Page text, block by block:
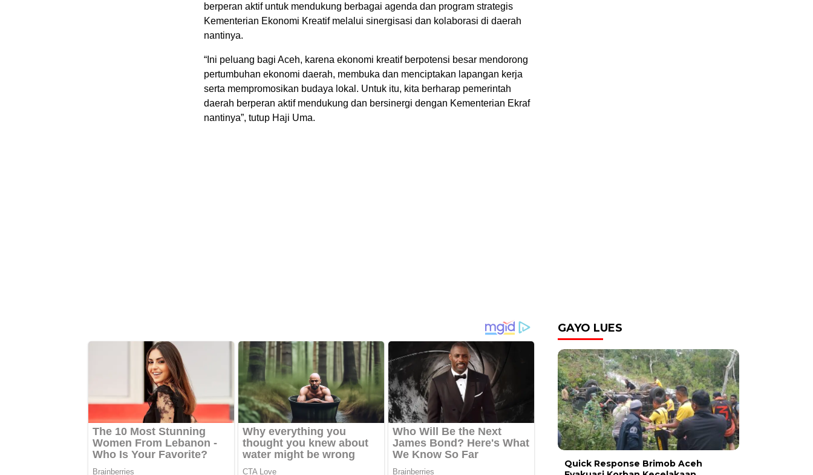
berperan aktif untuk mendukung berbagai agenda dan program strategis
Kementerian Ekonomi Kreatif melalui sinergisasi dan kolaborasi di daerah
nantinya.
“Ini peluang bagi Aceh, karena ekonomi kreatif berpotensi besar mendorong
pertumbuhan ekonomi daerah, membuka dan menciptakan lapangan kerja
serta mempromosikan budaya lokal. Untuk itu, kita berharap pemerintah
daerah berperan aktif mendukung dan bersinergi dengan Kementerian Ekraf
nantinya”, tutup Haji Uma.
GAYO LUES
Quick Response Brimob Aceh